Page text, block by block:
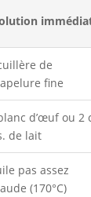
de
fine
d’œuf ou 2
de lait
pas assez
(170°C)